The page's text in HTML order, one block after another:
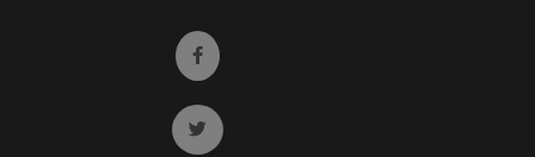
Ir a facebook (abre en ventana nueva)
Ir a twitter (abre en ventana nueva)